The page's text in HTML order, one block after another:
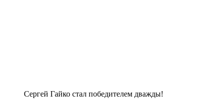
Сергей Гайко стал победителем дважды!